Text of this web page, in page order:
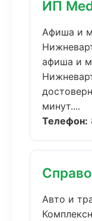
ИП
Афиша и
афиша и
минут....
Телефон:
Авто и